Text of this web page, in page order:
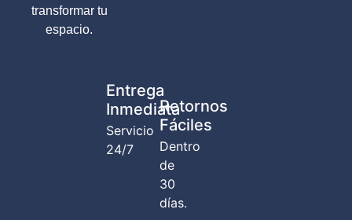
transformar tu
espacio.
Entrega
Inmediata
Servicio
24/7
Retornos
Fáciles
Dentro
de
30
días.